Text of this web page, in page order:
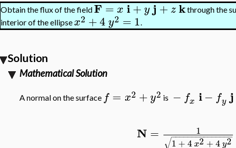
Obtain the flux of the fieldF=x i+yj+zkthrough the
interior of the ellipsex2 +4y2 = 1.
Solution
Mathematical Solution
A normal on the surface f = x2 +y2 is − fx i− fy j
N =
1
1 +4x2 +4y2
− −
−−−−−−−−−−−−−
√